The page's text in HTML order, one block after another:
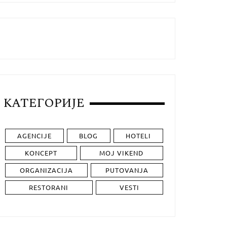
КАТЕГОРИЈЕ
AGENCIJE BLOG
HOTELI
KONCEPT
MOJ VIKEND
ORGANIZACIJA
PUTOVANJA
RESTORANI
VESTI